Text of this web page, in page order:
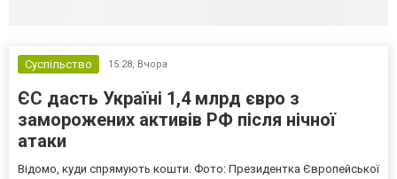
Суспільство 15:28, Вчора
ЄС дасть Україні 1,4 млрд євро з
заморожених активів РФ після нічної
атаки
Відомо, куди спрямують кошти. Фото: Президентка Європейської